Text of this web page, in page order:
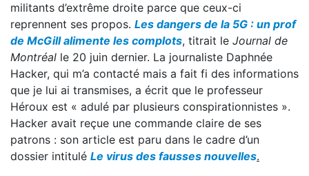
militants d’extrême droite parce que ceux-ci
reprennent ses propos. Les dangers de la 5G : un prof
de McGill alimente les complots, titrait le Journal de
Montréal le 20 juin dernier. La journaliste Daphnée
Hacker, qui m’a contacté mais a fait fi des informations
que je lui ai transmises, a écrit que le professeur
Héroux est « adulé par plusieurs conspirationnistes ».
Hacker avait reçue une commande claire de ses
patrons : son article est paru dans le cadre d’un
dossier intitulé Le virus des fausses nouvelles.